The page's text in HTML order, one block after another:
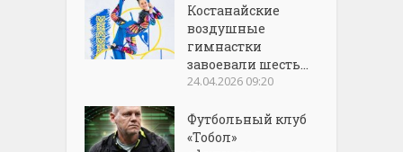
Костанайские
воздушные
гимнастки
завоевали шесть...
24.04.2026 09:20
Футбольный клуб
«Тобол»